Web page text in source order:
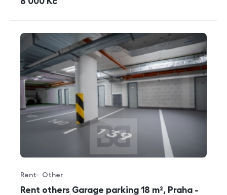
Rent others Garage parking 18 m², Praha -
Offer type
Rent
Property type
Other